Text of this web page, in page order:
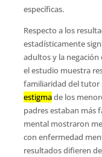
específicas.
Respecto a los
estadísticamente
adultos y la negación
el estudio muestra
familiaridad del tutor
estigmade los
padres estaban más
mental mostraron
con enfermedad
resultados difieren